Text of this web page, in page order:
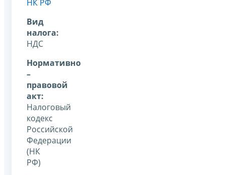
НК РФ
Вид
налога:
НДС
Нормативно
–
правовой
акт:
Налоговый
кодекс
Российской
Федерации
(НК
РФ)